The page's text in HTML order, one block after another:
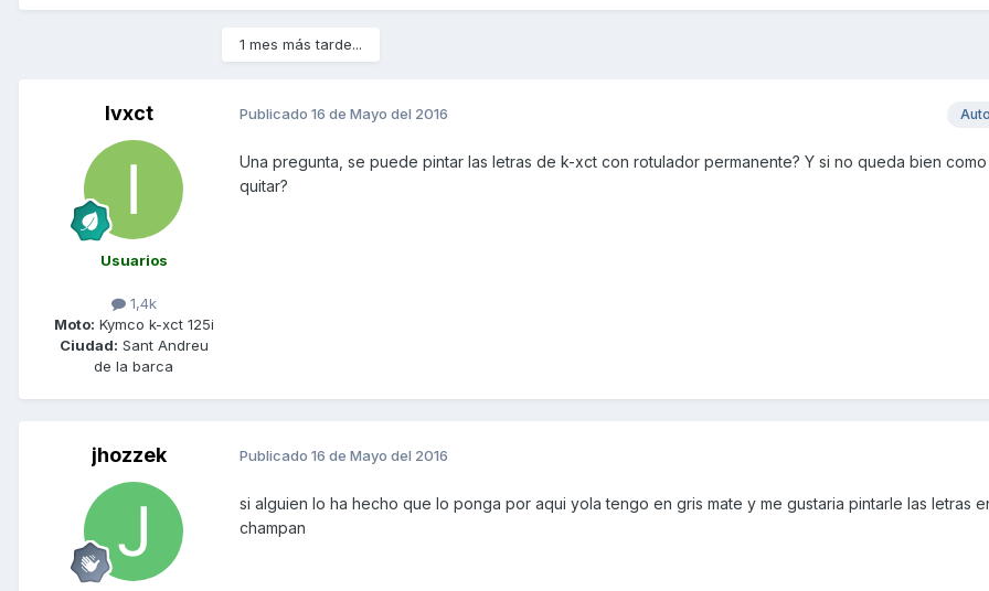
1 mes más tarde...
Ivxct
Usuarios
1,4k
Moto: Kymco k-xct 125i
Ciudad: Sant Andreu
de la barca
Publicado 16 de Mayo del 2016
Una pregunta, se puede pintar las letras de k-xct con rotulador permanente? Y si no queda bien
quitar?
jhozzek Publicado 16 de Mayo del 2016
si alguien lo ha hecho que lo ponga por aqui yola tengo en gris mate y me gustaria pintarle las letras
champan